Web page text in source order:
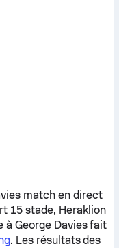
match en direct
15 stade, Heraklion
à George Daviesfait
. Les résultats des